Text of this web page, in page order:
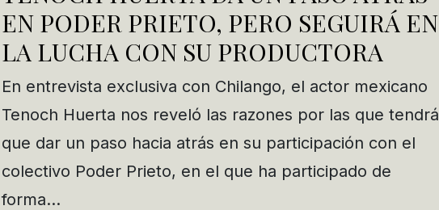
EN PODER PRIETO, PERO SEGUIRÁ EN
LA LUCHA CON SU PRODUCTORA
En entrevista exclusiva con Chilango, el actor mexicano
Tenoch Huerta nos reveló las razones por las que tendrá
que dar un paso hacia atrás en su participación con el
colectivo Poder Prieto, en el que ha participado de
forma…